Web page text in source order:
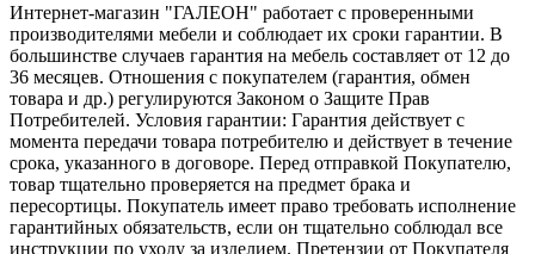
Интернет-магазин "ГАЛЕОН" работает с проверенными
производителями мебели и соблюдает их сроки гарантии. В
большинстве случаев гарантия на мебель составляет от 12 до
36 месяцев. Отношения с покупателем (гарантия, обмен
товара и др.) регулируются Законом о Защите Прав
Потребителей. Условия гарантии: Гарантия действует с
момента передачи товара потребителю и действует в течение
срока, указанного в договоре. Перед отправкой Покупателю,
товар тщательно проверяется на предмет брака и
пересортицы. Покупатель имеет право требовать исполнение
гарантийных обязательств, если он тщательно соблюдал все
инструкции по уходу за изделием. Претензии от Покупателя